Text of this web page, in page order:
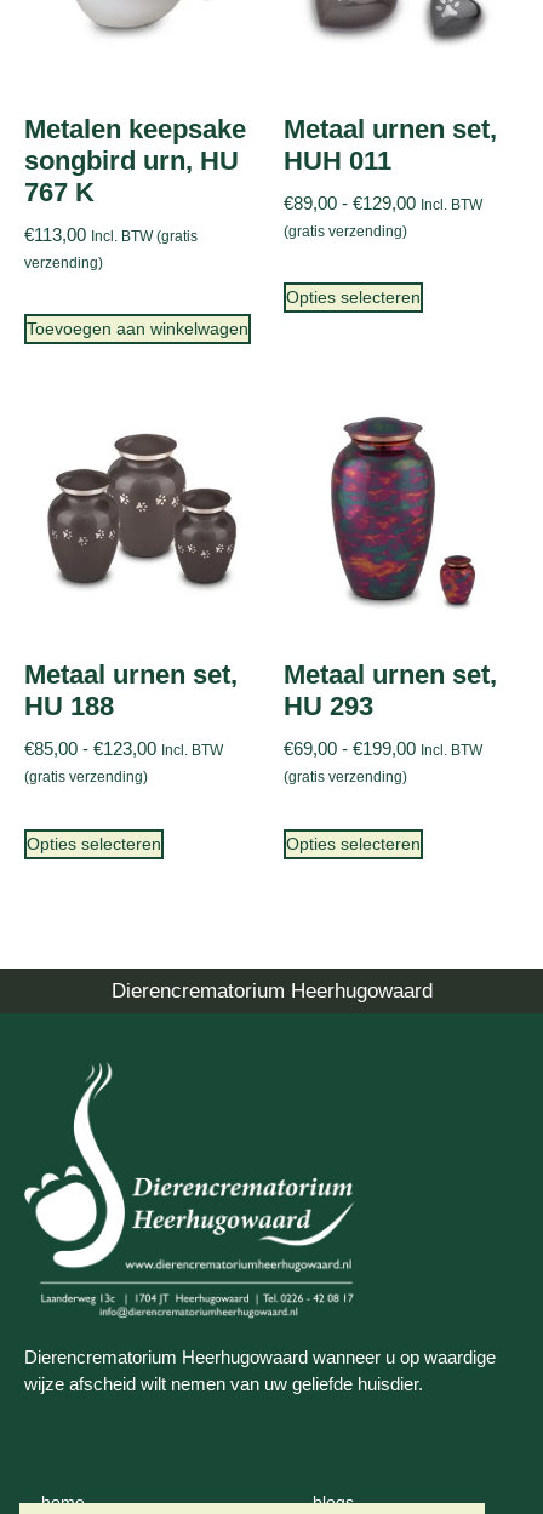
Metalen keepsake
songbird urn, HU
767 K
€113,00 Incl. BTW (gratis
verzending)
Toevoegen aan winkelwagen
Metaal urnen set,
HUH 011
€89,00 - €129,00 Incl. BTW
(gratis verzending)
Opties selecteren
Metaal urnen set,
HU 188
€85,00 - €123,00 Incl. BTW
(gratis verzending)
Opties selecteren
Metaal urnen set,
HU 293
€69,00 - €199,00 Incl. BTW
(gratis verzending)
Opties selecteren
Dierencrematorium Heerhugowaard
Dierencrematorium Heerhugowaard wanneer u op waardige
wijze afscheid wilt nemen van uw geliefde huisdier.
home blogs